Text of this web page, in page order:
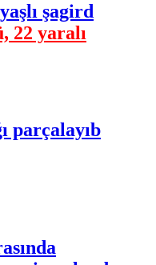
şagird
22 yaralı
parçalayıb